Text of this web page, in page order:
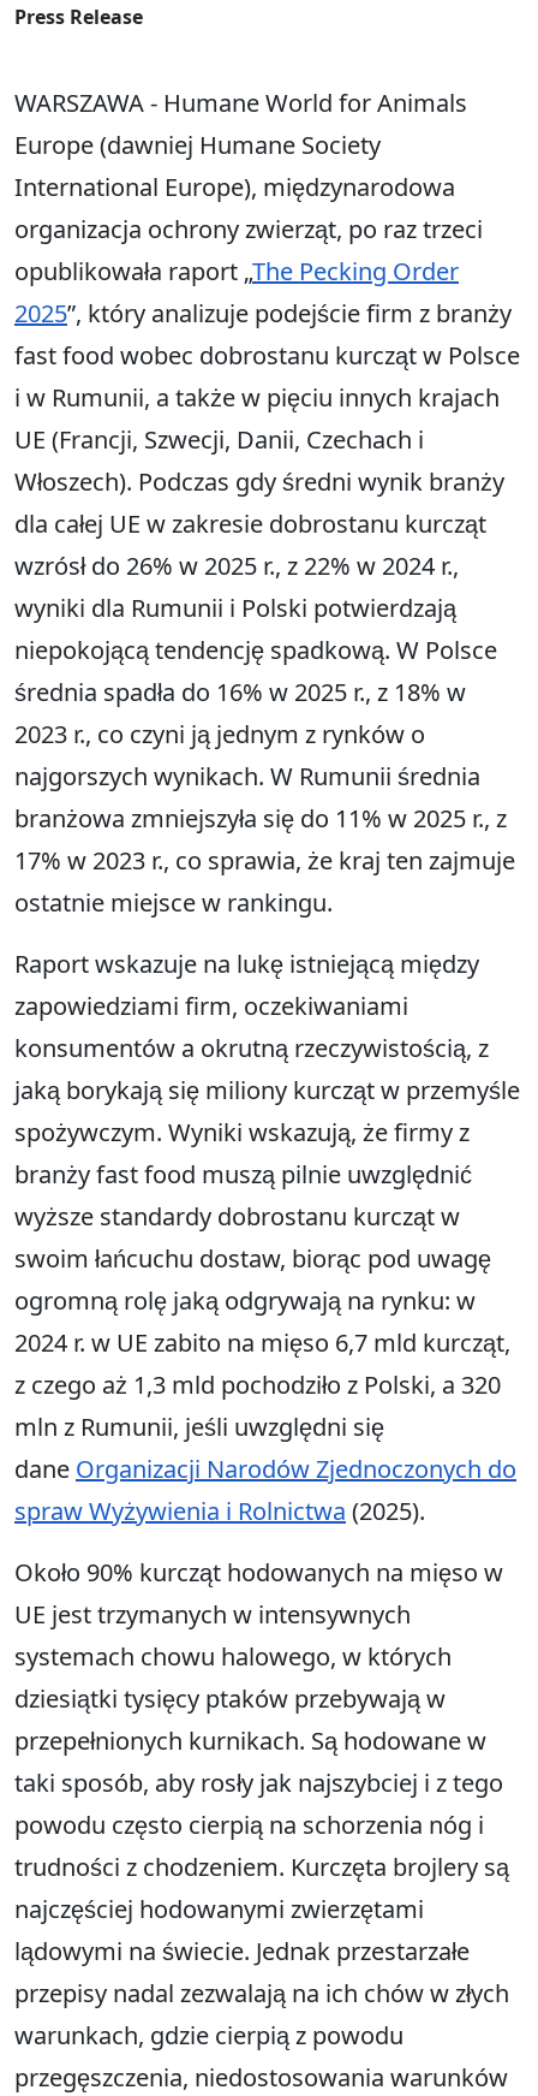
Press Release
WARSZAWA - Humane World for Animals
Europe (dawniej Humane Society
International Europe), międzynarodowa
organizacja ochrony zwierząt, po raz trzeci
opublikowała raport „The Pecking Order
2025”, który analizuje podejście firm z branży
fast food wobec dobrostanu kurcząt w Polsce
i w Rumunii, a także w pięciu innych krajach
UE (Francji, Szwecji, Danii, Czechach i
Włoszech). Podczas gdy średni wynik branży
dla całej UE w zakresie dobrostanu kurcząt
wzrósł do 26% w 2025 r., z 22% w 2024 r.,
wyniki dla Rumunii i Polski potwierdzają
niepokojącą tendencję spadkową. W Polsce
średnia spadła do 16% w 2025 r., z 18% w
2023 r., co czyni ją jednym z rynków o
najgorszych wynikach. W Rumunii średnia
branżowa zmniejszyła się do 11% w 2025 r., z
17% w 2023 r., co sprawia, że kraj ten zajmuje
ostatnie miejsce w rankingu.
Raport wskazuje na lukę istniejącą między
zapowiedziami firm, oczekiwaniami
konsumentów a okrutną rzeczywistością, z
jaką borykają się miliony kurcząt w przemyśle
spożywczym. Wyniki wskazują, że firmy z
branży fast food muszą pilnie uwzględnić
wyższe standardy dobrostanu kurcząt w
swoim łańcuchu dostaw, biorąc pod uwagę
ogromną rolę jaką odgrywają na rynku: w
2024 r. w UE zabito na mięso 6,7 mld kurcząt,
z czego aż 1,3 mld pochodziło z Polski, a 320
mln z Rumunii, jeśli uwzględni się
dane Organizacji Narodów Zjednoczonych do
spraw Wyżywienia i Rolnictwa (2025).
Około 90% kurcząt hodowanych na mięso w
UE jest trzymanych w intensywnych
systemach chowu halowego, w których
dziesiątki tysięcy ptaków przebywają w
przepełnionych kurnikach. Są hodowane w
taki sposób, aby rosły jak najszybciej i z tego
powodu często cierpią na schorzenia nóg i
trudności z chodzeniem. Kurczęta brojlery są
najczęściej hodowanymi zwierzętami
lądowymi na świecie. Jednak przestarzałe
przepisy nadal zezwalają na ich chów w złych
warunkach, gdzie cierpią z powodu
przegęszczenia, niedostosowania warunków